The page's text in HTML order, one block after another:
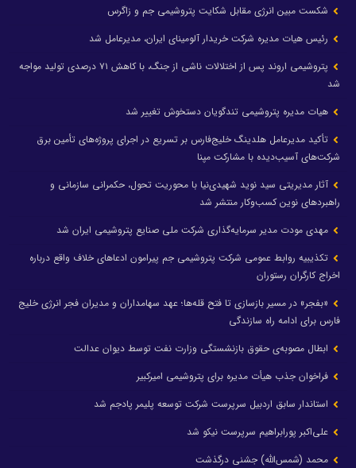
شکست مبین انرژی مقابل شکایت پتروشیمی جم و زاگرس
رئیس هیات مدیره شرکت خریدار آلومینای ایران، مدیرعامل شد
پتروشیمی اروند پس از اختلالات ناشی از جنگ، با کاهش ۷۱ درصدی تولید مواجه
شد
هیات مدیره پتروشیمی تندگویان دستخوش تغییر شد
تأکید مدیرعامل هلدینگ خلیج‌فارس بر تسریع در اجرای پروژه‌های تأمین برق
شرکت‌های آسیب‌دیده با مشارکت مپنا
آثار مدیریتی سید نوید شهیدی‌نیا با محوریت تحول، حکمرانی سازمانی و
راهبردهای نوین کسب‌وکار منتشر شد
مهدی مودت مدیر سرمایه‌گذاری شرکت ملی صنایع پتروشیمی ایران شد
تکذیبیه روابط عمومی شرکت پتروشیمی جم پیرامون ادعاهای خلاف واقع درباره
اخراج کارگران رستوران
«بفجر» در مسیر بازسازی تا فتح قله‌ها؛ عهد سهامداران و مدیران فجر انرژی خلیج
فارس برای ادامه راه سازندگی
ابطال مصوبه‌ی حقوق بازنشستگی وزارت نفت توسط دیوان عدالت
فراخوان جذب هیأت مدیره برای پتروشیمی امیرکبیر
استاندار سابق اردبیل سرپرست شرکت توسعه پلیمر پادجم شد
علی‌اکبر پورابراهیم سرپرست نیکو شد
محمد (شمس‌الله) جشنی درگذشت